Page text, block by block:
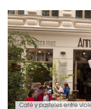
Café y pasteles entre